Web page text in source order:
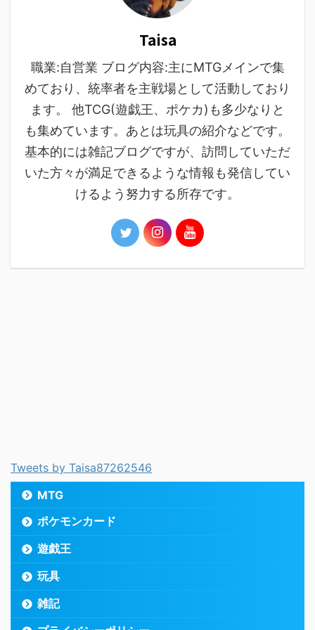
Taisa
職業:自営業 ブログ内容:主にMTGメインで集
めており、統率者を主戦場として活動しており
ます。 他TCG(遊戯王、ポケカ)も多少なりと
も集めています。あとは玩具の紹介などです。
基本的には雑記ブログですが、訪問していただ
いた方々が満足できるような情報も発信してい
けるよう努力する所存です。
Tweets by Taisa87262546
MTG
ポケモンカード
遊戯王
玩具
雑記